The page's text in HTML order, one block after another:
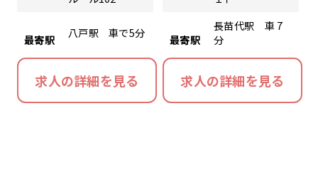
最寄駅 八戸駅 車で5分
求人の詳細を見る
最寄駅
長苗代駅 車 7
分
求人の詳細を見る